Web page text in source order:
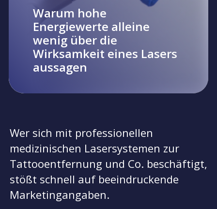
Warum hohe
Energiewerte alleine
wenig über die
Wirksamkeit eines Lasers
aussagen
Wer sich mit professionellen
medizinischen Lasersystemen zur
Tattooentfernung und Co. beschäftigt,
stößt schnell auf beeindruckende
Marketingangaben.